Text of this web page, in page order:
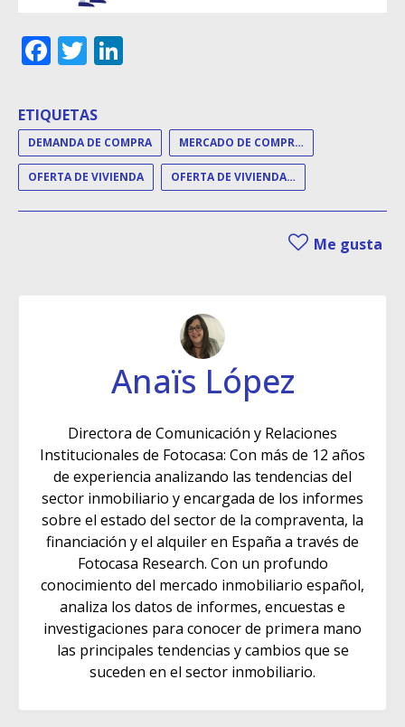
Facebook
Twitter
ETIQUETAS
DEMANDA DE COMPRA MERCADO DE COMPRAVENTA
OFERTA DE VIVIENDA OFERTA DE VIVIENDA EN VENTA
Me gusta
Anaïs López
Directora de Comunicación y Relaciones
Institucionales de Fotocasa: Con más de 12 años
de experiencia analizando las tendencias del
sector inmobiliario y encargada de los informes
sobre el estado del sector de la compraventa, la
financiación y el alquiler en España a través de
Fotocasa Research. Con un profundo
conocimiento del mercado inmobiliario español,
analiza los datos de informes, encuestas e
investigaciones para conocer de primera mano
las principales tendencias y cambios que se
suceden en el sector inmobiliario.